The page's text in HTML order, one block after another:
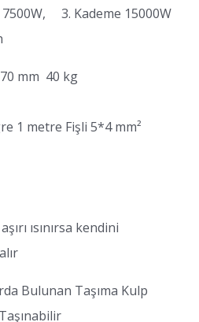
7500W, 3. Kademe 15000W
mm 40 kg
1 metre Fişli 5*4 mm²
ısınırsa kendini
Bulunan Taşıma Kulp